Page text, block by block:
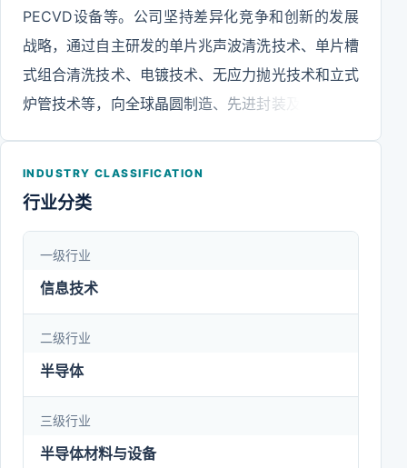
PECVD设备等。公司坚持差异化竞争和创新的发展
战略，通过自主研发的单片兆声波清洗技术、单片槽
式组合清洗技术、电镀技术、无应力抛光技术和立式
炉管技术等，向全球晶圆制造、先进封装及其他客户
高新技术企业资质，连续多年被评为“中国半导体设
的主要课题的研发。公司立足自主创新，通过多年的
技术研发和工艺积累，成功研发出全球首创的
清洗技术，应用于28nm及以下技术节点的晶圆清洗
领域。SAPS和TEBO解决了兆声波清洗技术在单片
清洗设备上应用的两大难题；Tahoe单片槽式组合清
洗设备相比现有单片清洗设备大幅减少了硫酸的使用
量，在帮助客户降低生产成本的同时，满足了节能减
INDUSTRY CLASSIFICATION
行业分类
一级行业
信息技术
二级行业
半导体
三级行业
半导体材料与设备